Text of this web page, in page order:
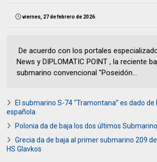
viernes, 27 de febrero de 2026
De acuerdo con los portales
News y DIPLOMATIC POINT , la reciente
submarino convencional "Poseidón...
El submarino S-74 “Tramontana” es dado
española
Polonia da de baja los dos últimos
Grecia da de baja al primer submarino 209
HS Glavkos